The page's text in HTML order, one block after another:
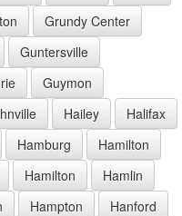
Grundy Center
Guntersville
Guymon
Hailey
Halifax
Hamburg
Hamilton
Hamilton
Hamlin
Hampton
Hanford